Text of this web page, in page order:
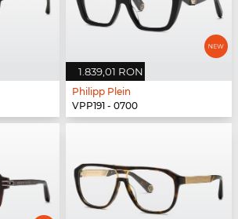
1.839,01 RON
Philipp Plein
VPP191 - 0700